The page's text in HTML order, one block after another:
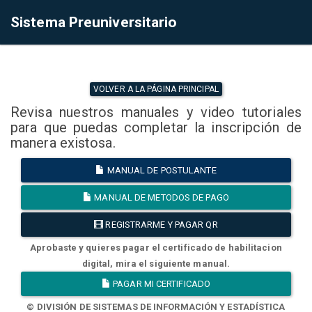
Sistema Preuniversitario
VOLVER A LA PÁGINA PRINCIPAL
Revisa nuestros manuales y video tutoriales
para que puedas completar la inscripción de
manera existosa.
MANUAL DE POSTULANTE
MANUAL DE METODOS DE PAGO
REGISTRARME Y PAGAR QR
Aprobaste y quieres pagar el certificado de habilitacion
digital, mira el siguiente manual.
PAGAR MI CERTIFICADO
© DIVISIÓN DE SISTEMAS DE INFORMACIÓN Y ESTADÍSTICA